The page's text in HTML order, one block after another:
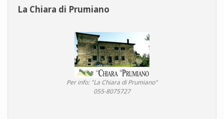
La Chiara di Prumiano
Per info: "La Chiara di Prumiano"
055-8075727